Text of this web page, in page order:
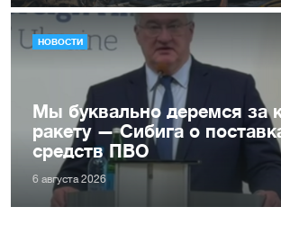
НОВОСТИ
Мы буквально деремся за
ракету — Сибига о
средств ПВО
6 августа 2026